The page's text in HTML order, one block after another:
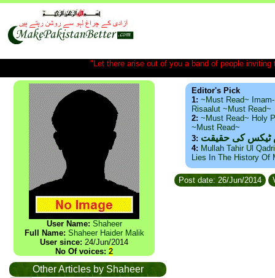
"Let there arise out of you a band of people
User Name: Shaheer
Full Name: Shaheer Haider Malik
User since: 24/Jun/2014
No Of voices: 2
Other Articles by Shaheer
Editor's Pick
1: ~Must Read~
Risaalut ~Must Read~
2: ~Must Read~ Holy
~Must Read~
3: ٹیکس کی حقیقت
4: Mullah Tahir Ul
Lies In The History Of
Post date: 26/Jun/2014